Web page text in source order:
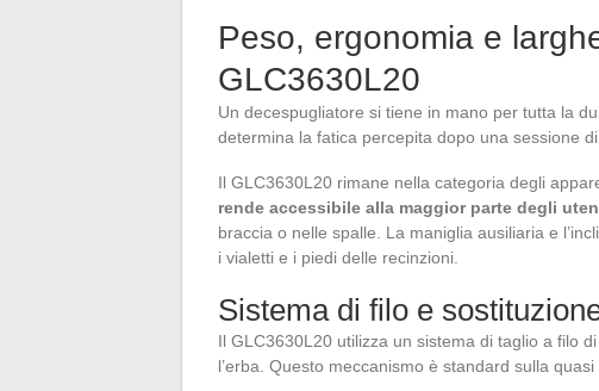
Peso, ergonomia e
GLC3630L20
Un decespugliatore si tiene in mano per tutta la
determina la fatica percepita dopo una sessione
Il GLC3630L20 rimane nella categoria degli
rende accessibile alla maggior parte degli
braccia o nelle spalle. La maniglia ausiliaria e
i vialetti e i piedi delle recinzioni.
Sistema di filo e
Il GLC3630L20 utilizza un sistema di taglio a filo
l’erba. Questo meccanismo è standard sulla